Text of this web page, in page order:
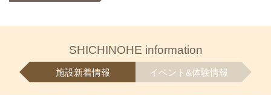
SHICHINOHE information
施設新着情報 イベント&体験情報